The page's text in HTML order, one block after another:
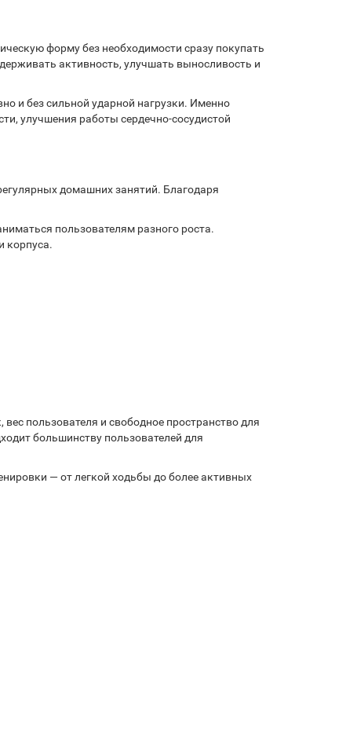
форму без необходимости сразу покупать
активность, улучшать выносливость и
и без сильной ударной нагрузки. Именно
улучшения работы сердечно-сосудистой
домашних занятий. Благодаря
пользователям разного роста.
корпуса.
пользователя и свободное пространство для
большинству пользователей для
— от легкой ходьбы до более активных